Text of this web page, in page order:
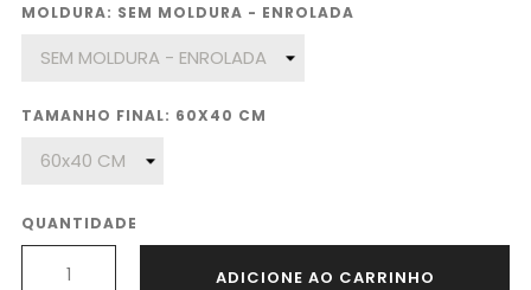
MOLDURA: SEM MOLDURA - ENROLADA
TAMANHO FINAL: 60X40 CM
QUANTIDADE
ADICIONE AO CARRINHO